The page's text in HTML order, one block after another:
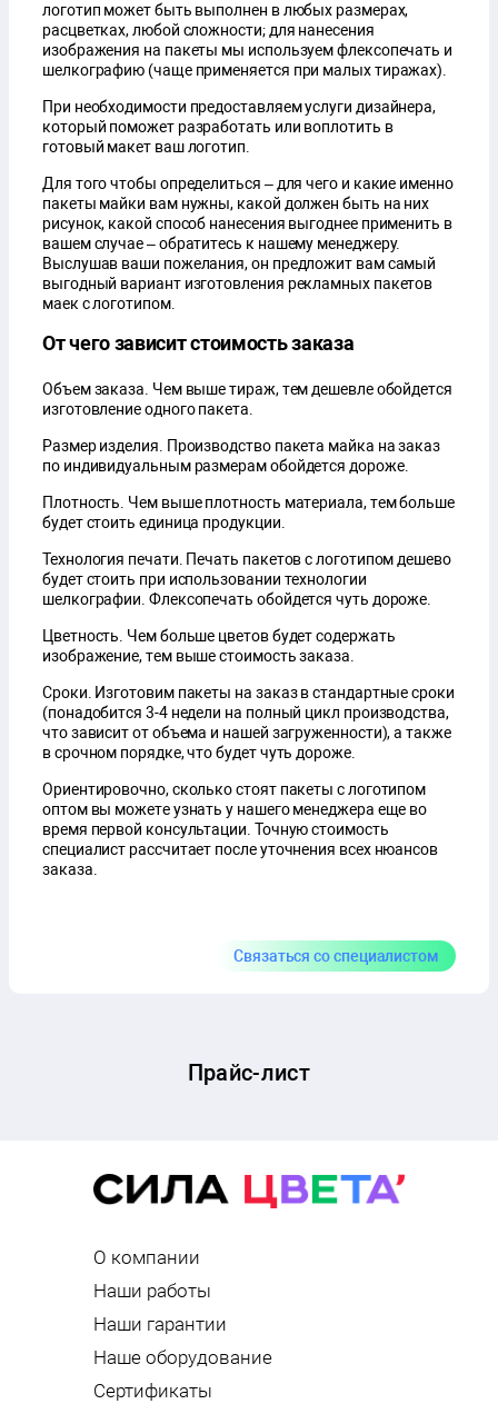
логотип может быть выполнен в любых размерах,
расцветках, любой сложности; для нанесения
изображения на пакеты мы используем флексопечать и
шелкографию (чаще применяется при малых тиражах).
При необходимости предоставляем услуги дизайнера,
который поможет разработать или воплотить в
готовый макет ваш логотип.
Для того чтобы определиться – для чего и какие именно
пакеты майки вам нужны, какой должен быть на них
рисунок, какой способ нанесения выгоднее применить в
вашем случае – обратитесь к нашему менеджеру.
Выслушав ваши пожелания, он предложит вам самый
выгодный вариант изготовления рекламных пакетов
маек с логотипом.
От чего зависит стоимость заказа
Объем заказа. Чем выше тираж, тем дешевле обойдется
изготовление одного пакета.
Размер изделия. Производство пакета майка на заказ
по индивидуальным размерам обойдется дороже.
Плотность. Чем выше плотность материала, тем больше
будет стоить единица продукции.
Технология печати. Печать пакетов с логотипом дешево
будет стоить при использовании технологии
шелкографии. Флексопечать обойдется чуть дороже.
Цветность. Чем больше цветов будет содержать
изображение, тем выше стоимость заказа.
Сроки. Изготовим пакеты на заказ в стандартные сроки
(понадобится 3-4 недели на полный цикл производства,
что зависит от объема и нашей загруженности), а также
в срочном порядке, что будет чуть дороже.
Ориентировочно, сколько стоят пакеты с логотипом
оптом вы можете узнать у нашего менеджера еще во
время первой консультации. Точную стоимость
специалист рассчитает после уточнения всех нюансов
заказа.
Связаться со специалистом
Прайс-лист
О компании
Наши работы
Наши гарантии
Наше оборудование
Сертификаты